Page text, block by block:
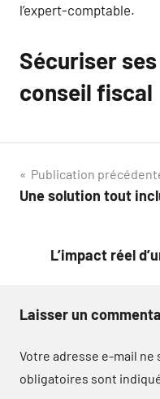
l’expert-comptable.
Sécuriser
conseil fiscal
Navigation
de
Publication
Une solution tout
L’impact réel
Laisser un
Votre adresse e-mail ne
obligatoires sont